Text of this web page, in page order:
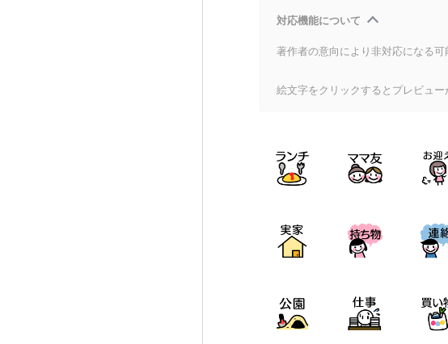
対応機能について
著作者の意向により非対応になる
絵文字をクリックするとプレビュー